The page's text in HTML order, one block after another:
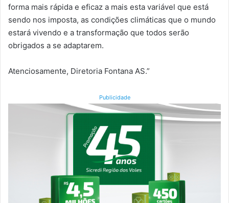
forma mais rápida e eficaz a mais esta variável que está
sendo nos imposta, as condições climáticas que o mundo
estará vivendo e a transformação que todos serão
obrigados a se adaptarem.
Atenciosamente, Diretoria Fontana AS.”
Publicidade